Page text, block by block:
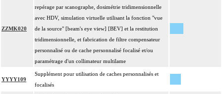
ZZMK020
repérage par scanographe, dosimétrie tridimensionnelle
avec HDV, simulation virtuelle utilisant la fonction "vue
de la source" [beam's eye view] [BEV] et la restitution
tridimensionnelle, et fabrication de filtre compensateur
personnalisé ou de cache personnalisé focalisé et/ou
paramétrage d'un collimateur multilame
YYYY109
Supplément pour utilisation de caches personnalisés et
focalisés